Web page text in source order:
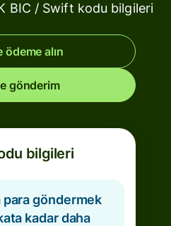
BIC / Swift kodu bilgileri
ödeme alın
gönderim
bilgileri
para göndermek
kadar daha